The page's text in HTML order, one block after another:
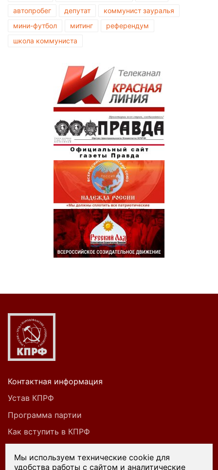
автопробег
депутат
коммунист зауралья
мини-футбол
митинг
референдум
школа коммуниста
Контактная информация
Устав КПРФ
Программа партии
Как вступить в КПРФ
Мы используем технические cookie для
удобства работы с сайтом и аналитические